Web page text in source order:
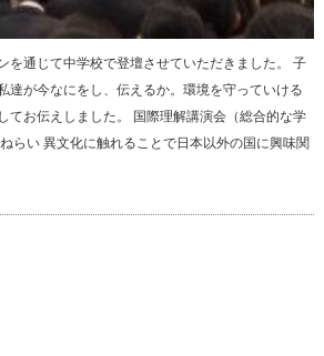
を通じて中学校で登壇させていただきました。 子
達が今なにをし、伝えるか。環境を守っていける
てお伝えしました。 国際理解講演会（総合的な学
らい 異文化に触れることで日本以外の国に興味関